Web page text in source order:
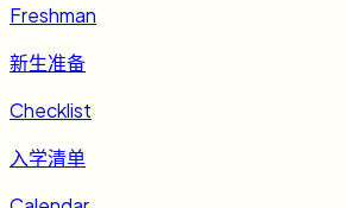
Freshman
新生准备
Checklist
入学清单